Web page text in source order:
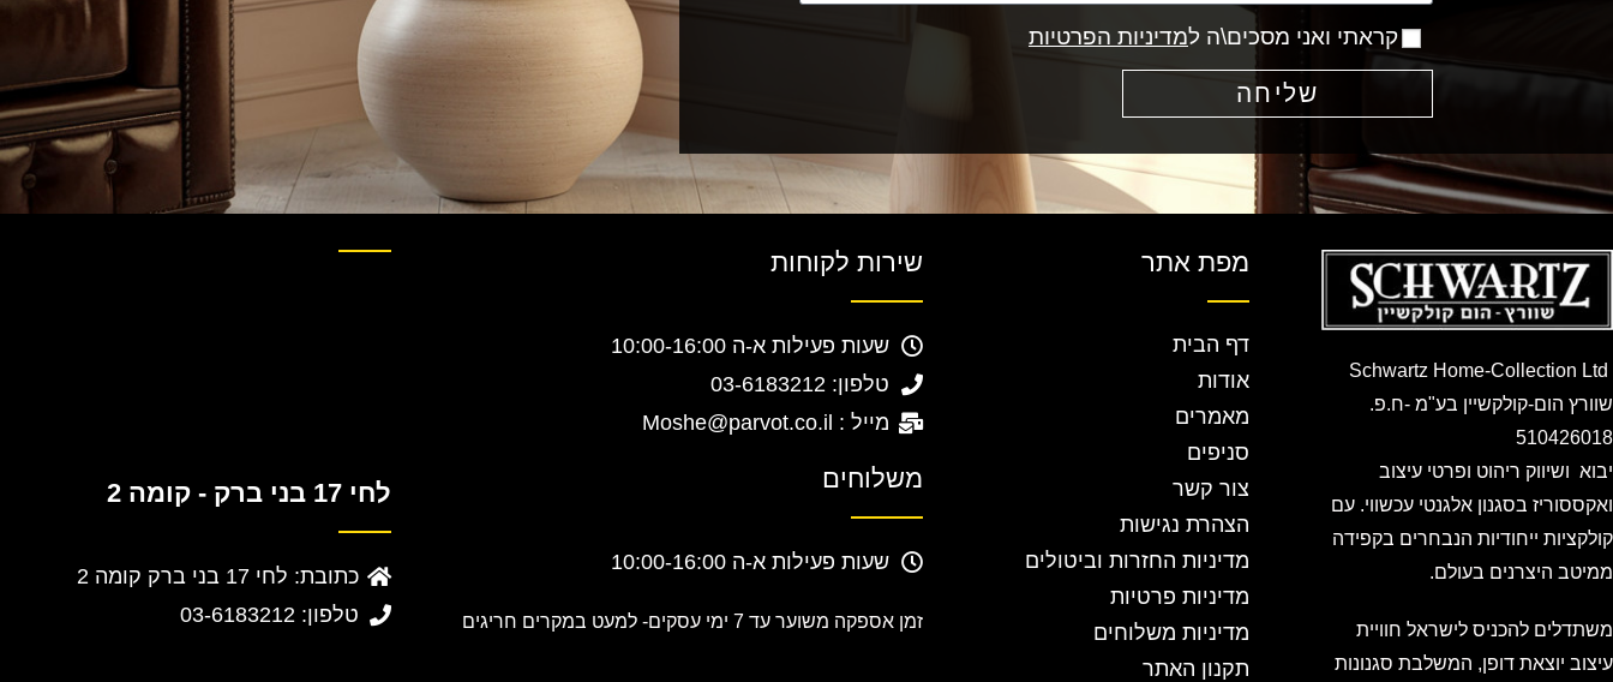
קראתי ואני מסכים\ה למדיניות הפרטיות
שליחה
שוורץ הום-קולקשיין בע"מ -ח.פ.
510426018
יבוא ושיווק ריהוט ופרטי עיצוב
ואקססוריז בסגנון אלגנטי עכשווי. עם
קולקציות ייחודיות הנבחרים בקפידה
ממיטב היצרנים בעולם.
משתדלים להכניס לישראל חוויית
עיצוב יוצאת דופן, המשלבת סגנונות
מפת אתר
דף הבית
אודות
מאמרים
סניפים
צור קשר
הצהרת נגישות
מדיניות החזרות וביטולים
מדיניות פרטיות
מדיניות משלוחים
תקנון האתר
שירות לקוחות
שעות פעילות א-ה 10:00-16:00
טלפון: 03-6183212
מייל : Moshe@parvot.co.il
משלוחים
שעות פעילות א-ה 10:00-16:00
זמן אספקה משוער עד 7 ימי עסקים- למעט במקרים חריגים
לחי 17 בני ברק - קומה 2
כתובת: לחי 17 בני ברק קומה 2
טלפון: 03-6183212